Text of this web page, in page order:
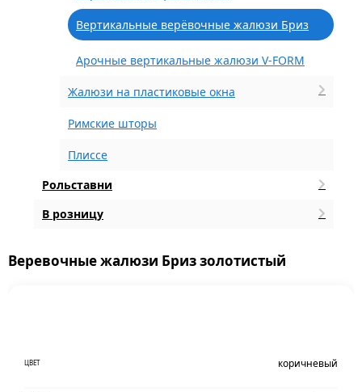
Вертикальные верёвочные жалюзи Бриз
Арочные вертикальные жалюзи V-FORM
Жалюзи на пластиковые окна
Римские шторы
Плиссе
Рольставни
В розницу
Веревочные жалюзи Бриз золотистый
ЦВЕТ коричневый